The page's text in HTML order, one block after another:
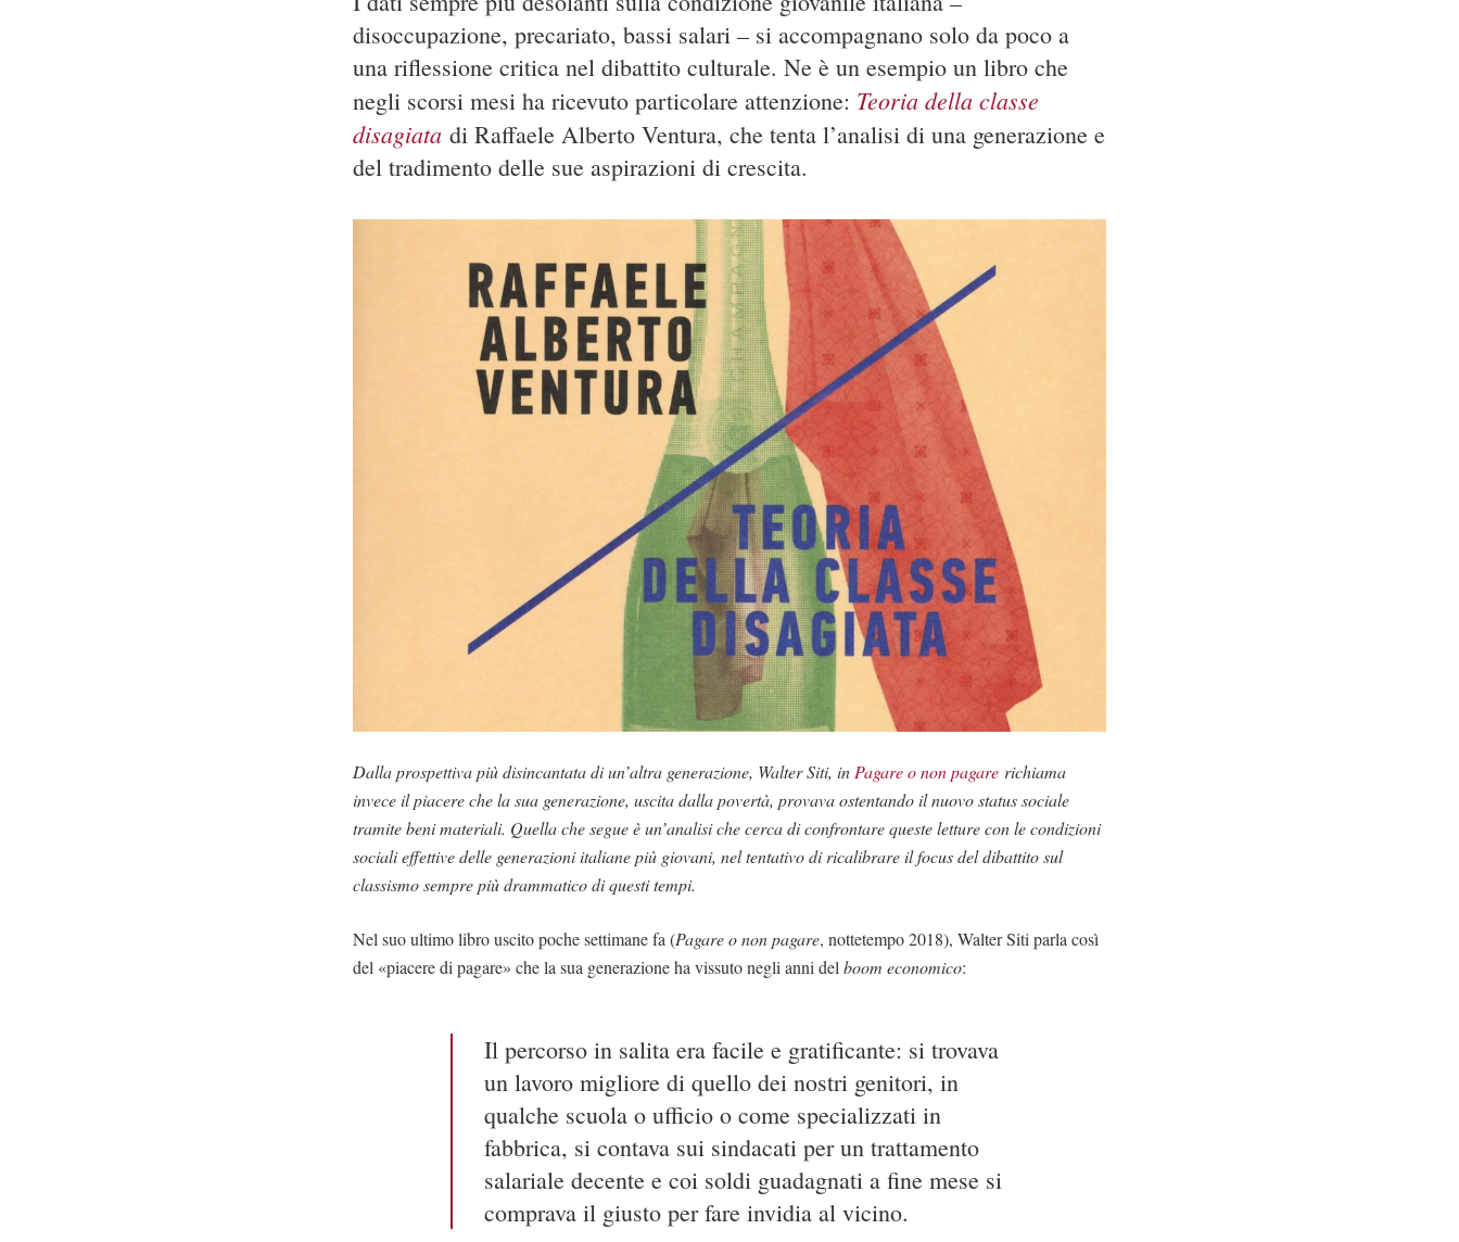
disoccupazione, precariato, bassi salari – si accompagnano solo da poco a
una riflessione critica nel dibattito culturale. Ne è un esempio un libro che
negli scorsi mesi ha ricevuto particolare attenzione: Teoria della classe
disagiata di Raffaele Alberto Ventura, che tenta l’analisi di una generazione e
del tradimento delle sue aspirazioni di crescita.
Dalla prospettiva più disincantata di un’altra generazione, Walter Siti, inPagare o non pagare richiama
invece il piacere che la sua generazione, uscita dalla povertà, provava ostentando il nuovo status sociale
tramite beni materiali. Quella che segue è un’analisi che cerca di confrontare queste letture con le condizioni
sociali effettive delle generazioni italiane più giovani, nel tentativo di ricalibrare il focus del dibattito sul
classismo sempre più drammatico di questi tempi.
Nel suo ultimo libro uscito poche settimane fa (Pagare o non pagare, nottetempo 2018), Walter Siti parla così
del «piacere di pagare» che la sua generazione ha vissuto negli anni delboom economico:
Il percorso in salita era facile e gratificante: si trovava
un lavoro migliore di quello dei nostri genitori, in
qualche scuola o ufficio o come specializzati in
fabbrica, si contava sui sindacati per un trattamento
salariale decente e coi soldi guadagnati a fine mese si
comprava il giusto per fare invidia al vicino.